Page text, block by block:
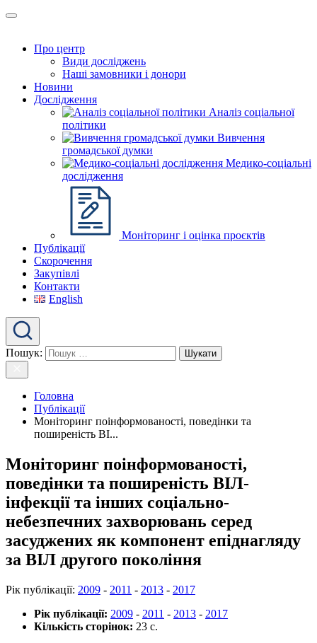
Про центр
Види досліджень
Наші замовники і донори
Новини
Дослідження
Аналіз соціальної
політики
Вивчення
громадської думки
Медико-соціальні
дослідження
Моніторинг і оцінка проєктів
Публікації
Скорочення
Закупівлі
Контакти
English
Пошук:
Головна
Публікації
Моніторинг поінформованості, поведінки та
поширеність ВІ...
Моніторинг поінформованості,
поведінки та поширеність ВІЛ-
інфекції та інших соціально-
небезпечних захворювань серед
засуджених як компонент епіднагляду
за ВІЛ другого покоління
Рік публікації: 2009 - 2011 - 2013 - 2017
Рік публікації: 2009 - 2011 - 2013 - 2017
Кількість сторінок: 23 c.